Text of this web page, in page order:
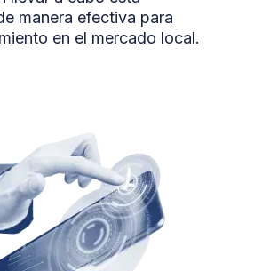
manera efectiva para
en el mercado local.